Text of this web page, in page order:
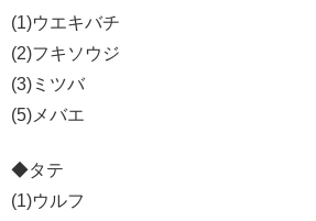
(1)ウエキバチ
(2)フキソウジ
(3)ミツバ
(5)メバエ
◆タテ
(1)ウルフ